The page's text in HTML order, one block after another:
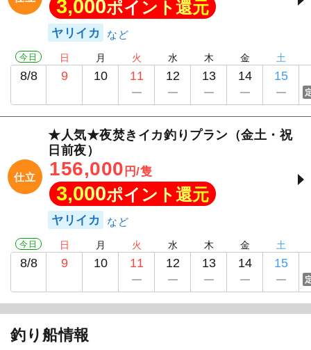
3,000ポイント還元
ヤリイカ
今日
8/8
日
9
月
10
火
11
水
12
木
13
金
14
土
15
仕立
★人気★夜焚きイカ釣りプラン（金土・祝
日前夜）
156,000 円/隻
3,000ポイント還元
ヤリイカ
今日
8/8
日
9
月
10
火
11
水
12
木
13
金
14
土
15
釣り船情報